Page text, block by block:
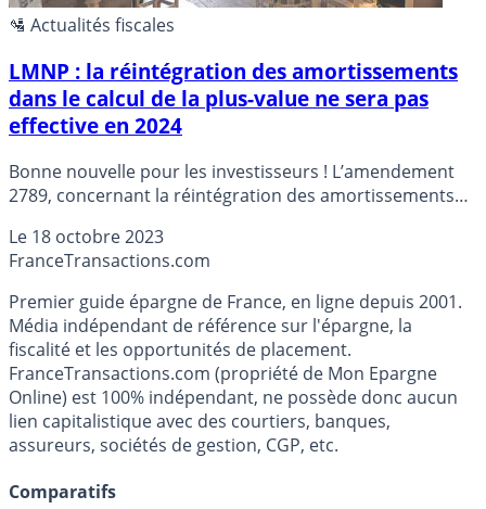
🛂 Actualités fiscales
LMNP : la réintégration des amortissements
dans le calcul de la plus-value ne sera pas
effective en 2024
Bonne nouvelle pour les investisseurs ! L’amendement
2789, concernant la réintégration des amortissements
en meublés, n’a pas été retenu dans le texte final de la loi
de finances 2024.
Le 18 octobre 2023
FranceTransactions.com
Premier guide épargne de France, en ligne depuis 2001.
Média indépendant de référence sur l'épargne, la
fiscalité et les opportunités de placement.
FranceTransactions.com (propriété de Mon Epargne
Online) est 100% indépendant, ne possède donc aucun
lien capitalistique avec des courtiers, banques,
assureurs, sociétés de gestion, CGP, etc.
Comparatifs